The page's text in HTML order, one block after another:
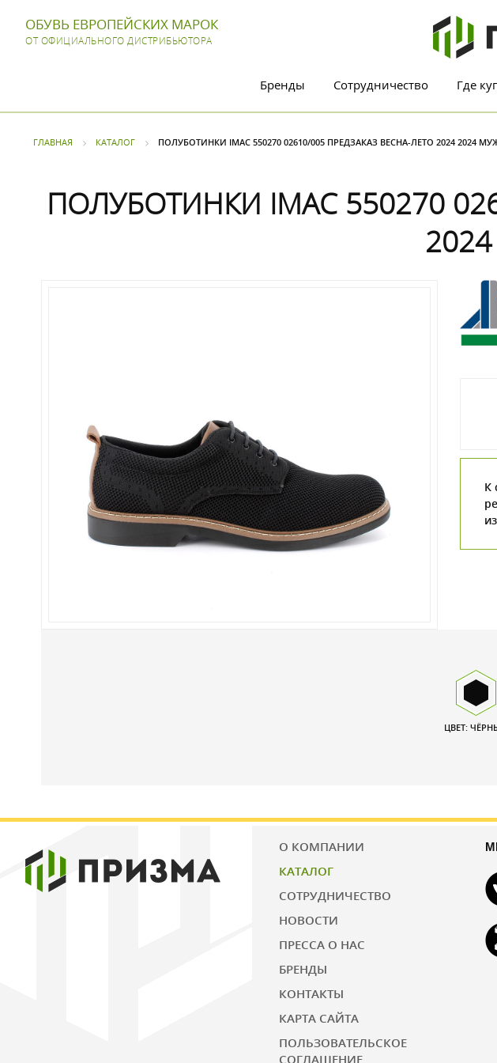
ОБУВЬ ЕВРОПЕЙСКИХ МАРОК
ОТ ОФИЦИАЛЬНОГО ДИСТРИБЬЮТОРА
Бренды Сотрудничество Где
ГЛАВНАЯ КАТАЛОГ ПОЛУБОТИНКИ IMAC 550270 02610/005 ПРЕДЗАКАЗ ВЕСНА-ЛЕТО 2024 2024
ПОЛУБОТИНКИ IMAC 550270
К
ЦВЕТ:
О КОМПАНИИ
КАТАЛОГ
СОТРУДНИЧЕСТВО
НОВОСТИ
ПРЕССА О НАС
БРЕНДЫ
КОНТАКТЫ
КАРТА САЙТА
ПОЛЬЗОВАТЕЛЬСКОЕ
СОГЛАШЕНИЕ